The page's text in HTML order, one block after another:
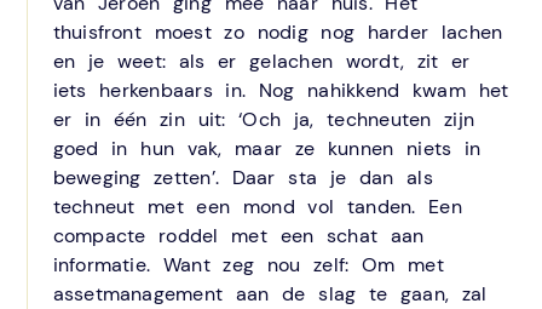
thuisfront moest zo nodig nog harder lachen
en je weet: als er gelachen wordt, zit er
iets herkenbaars in. Nog nahikkend kwam het
er in één zin uit: ‘Och ja, techneuten zijn
goed in hun vak, maar ze kunnen niets in
beweging zetten’. Daar sta je dan als
techneut met een mond vol tanden. Een
compacte roddel met een schat aan
informatie. Want zeg nou zelf: Om met
assetmanagement aan de slag te gaan, zal